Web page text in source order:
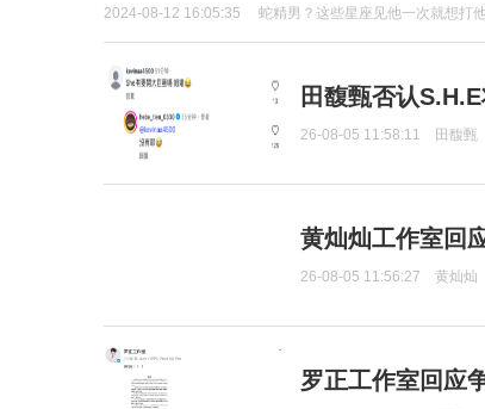
2024-08-12 16:05:35 蛇精男？这些星座见他一次就想打
田馥甄否认
26-08-05 11:58:11 田馥甄
黄灿灿工作室回
26-08-05 11:56:27 黄灿灿
罗正工作室回应